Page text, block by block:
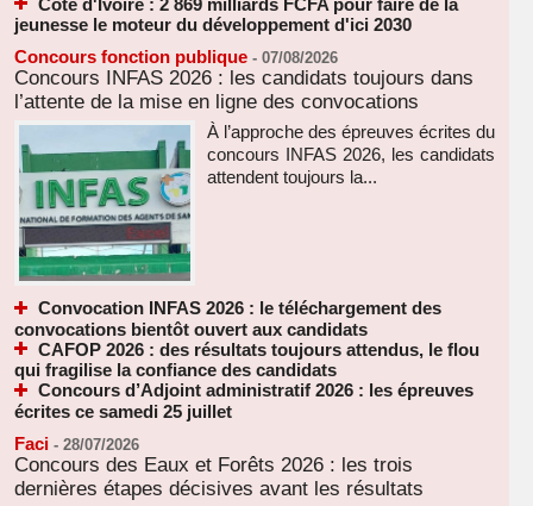
jeunesse le moteur du développement d'ici 2030
Concours fonction publique - 07/08/2026
Concours INFAS 2026 : les candidats toujours dans
l’attente de la mise en ligne des convocations
À l’approche des épreuves écrites du
concours INFAS 2026, les candidats
attendent toujours la...
Convocation INFAS 2026 : le téléchargement des
convocations bientôt ouvert aux candidats
CAFOP 2026 : des résultats toujours attendus, le flou
qui fragilise la confiance des candidats
Concours d’Adjoint administratif 2026 : les épreuves
écrites ce samedi 25 juillet
Faci - 28/07/2026
Concours des Eaux et Forêts 2026 : les trois
dernières étapes décisives avant les résultats